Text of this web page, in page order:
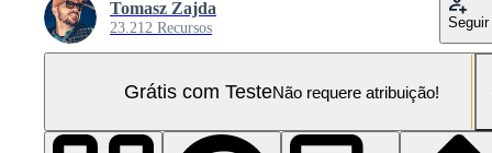
Tomasz Zajda
23.212 Recursos Seguir
Grátis com TesteNão requere atribuição!